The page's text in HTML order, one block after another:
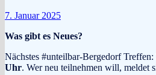
7. Januar 2025
Was gibt es Neues?
Nächstes #unteilbar-Bergedorf Treffen:
Uhr. Wer neu teilnehmen will, meldet